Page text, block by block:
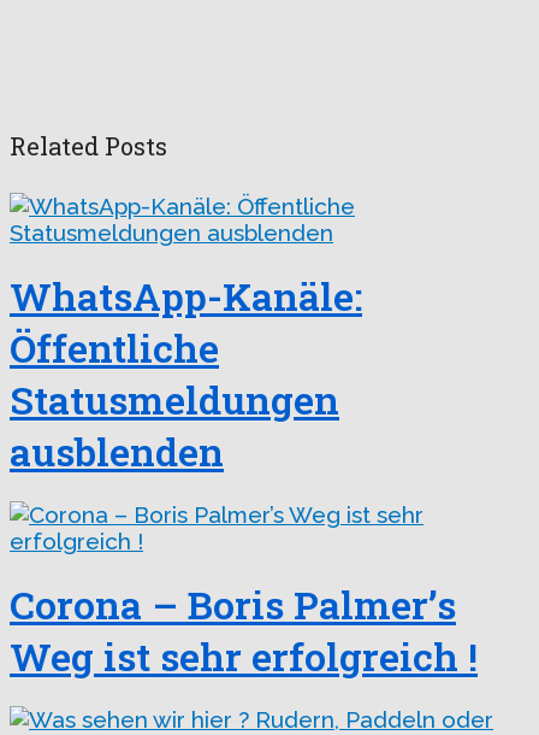
Related Posts
WhatsApp-Kanäle:
Öffentliche
Statusmeldungen
ausblenden
Corona – Boris Palmer’s
Weg ist sehr erfolgreich !